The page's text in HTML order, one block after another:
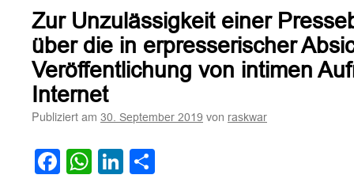
der
Aufhebung
der
Anonymität
einer
Medienberichte
Kuss
Zur Unzulässigkeit einer
über die in erpresserischer
Veröffentlichung von intimen
Internet
Publiziert am 30. September 2019 von raskwar
Facebook
WhatsApp
LinkedIn